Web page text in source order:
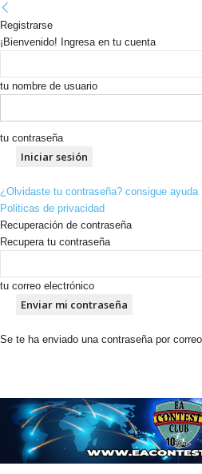
Registrarse
¡Bienvenido! Ingresa en tu cuenta
tu nombre de usuario
tu contraseña
¿Olvidaste tu contraseña? consigue ayuda
Politicas de privacidad
Recuperación de contraseña
Recupera tu contraseña
tu correo electrónico
Se te ha enviado una contraseña por